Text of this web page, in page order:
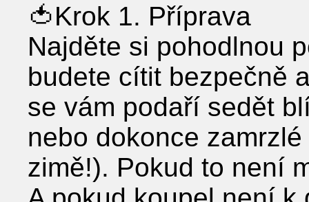
🍅Krok 1. Příprava
Najděte si pohodlnou
budete cítit bezpečně
se vám podaří sedět
nebo dokonce
zimě!). Pokud to není